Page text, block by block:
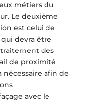
métiers du
Le deuxième
est celui de
devra être
des
de proximité
nécessaire afin de
avec le